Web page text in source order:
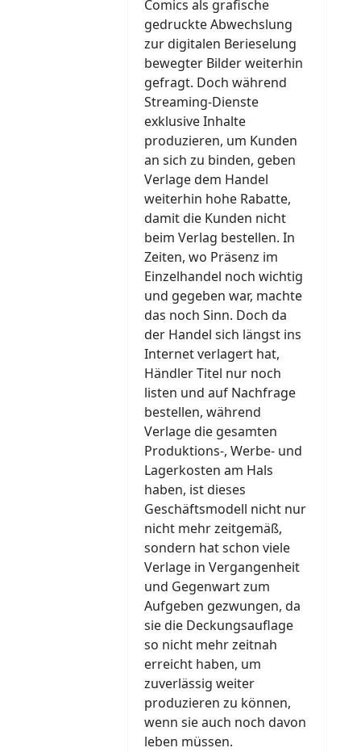
Comics als grafische
gedruckte Abwechslung
zur digitalen Berieselung
bewegter Bilder weiterhin
gefragt. Doch während
Streaming-Dienste
exklusive Inhalte
produzieren, um Kunden
an sich zu binden, geben
Verlage dem Handel
weiterhin hohe Rabatte,
damit die Kunden nicht
beim Verlag bestellen. In
Zeiten, wo Präsenz im
Einzelhandel noch wichtig
und gegeben war, machte
das noch Sinn. Doch da
der Handel sich längst ins
Internet verlagert hat,
Händler Titel nur noch
listen und auf Nachfrage
bestellen, während
Verlage die gesamten
Produktions-, Werbe- und
Lagerkosten am Hals
haben, ist dieses
Geschäftsmodell nicht nur
nicht mehr zeitgemäß,
sondern hat schon viele
Verlage in Vergangenheit
und Gegenwart zum
Aufgeben gezwungen, da
sie die Deckungsauflage
so nicht mehr zeitnah
erreicht haben, um
zuverlässig weiter
produzieren zu können,
wenn sie auch noch davon
leben müssen.